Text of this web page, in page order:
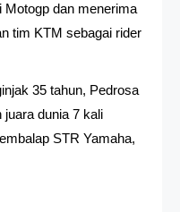
Motogp dan menerima
tim KTM sebagai rider
35 tahun, Pedrosa
juara dunia 7 kali
STR Yamaha,